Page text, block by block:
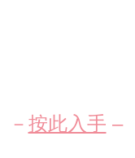
－ 按此入手 –